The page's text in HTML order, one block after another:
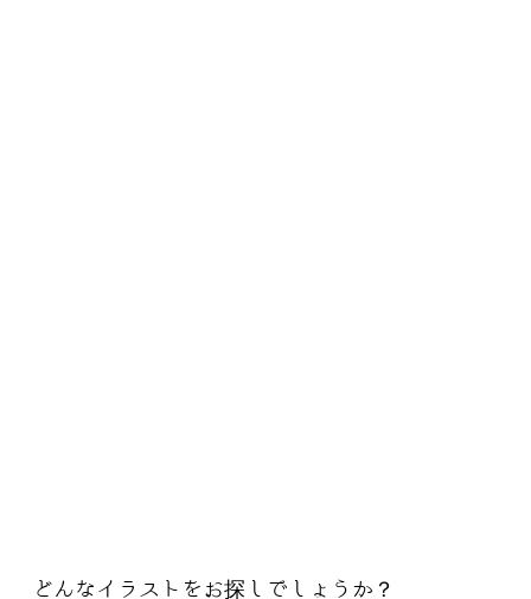
どんなイラストをお探しでしょうか？